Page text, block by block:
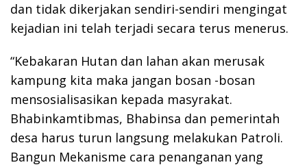
dan tidak dikerjakan sendiri-sendiri mengingat
kejadian ini telah terjadi secara terus menerus.
“Kebakaran Hutan dan lahan akan merusak
kampung kita maka jangan bosan -bosan
mensosialisasikan kepada masyrakat.
Bhabinkamtibmas, Bhabinsa dan pemerintah
desa harus turun langsung melakukan Patroli.
Bangun Mekanisme cara penanganan yang